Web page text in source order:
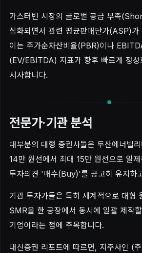
가스터빈 시장의 글로벌 공급 부족
심화되면서 관련 평균판매단가(ASP)가
이는 주가순자산비율(PBR)이나
(EV/EBITDA) 지표가 향후 빠르게 정상
시사합니다.
전문가·기관 분석
대부분의 대형 증권사들은 두산에너빌
14만 원선에서 최대 15만 원선으로 일
투자의견 '매수(Buy)'를 공고히 유지하
기관 투자가들은 특히 세계적으로 대형
SMR을 한 공장에서 동시에 일괄 제작
기업이라는 점에 주목합니다.
대신증권 리포트에 따르면, 지주사인 (